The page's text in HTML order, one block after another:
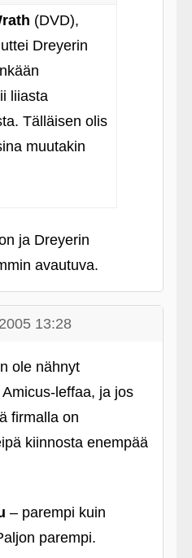
(DVD),
Dreyerin
liiasta
Tälläisen olis
muutakin
ja Dreyerin
avautuva.
13:28
ole nähnyt
leffaa, ja jos
firmalla on
kiinnosta enempää
– parempi kuin
parempi.